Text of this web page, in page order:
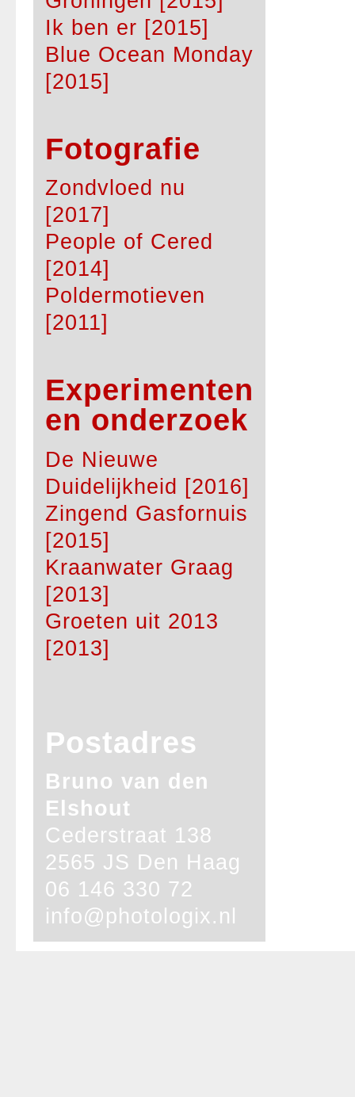
Ik ben er [2015]
Blue Ocean Monday
[2015]
Fotografie
Zondvloed nu
[2017]
People of Cered
[2014]
Poldermotieven
[2011]
Experimenten
en onderzoek
De Nieuwe
Duidelijkheid [2016]
Zingend Gasfornuis
[2015]
Kraanwater Graag
[2013]
Groeten uit 2013
[2013]
Postadres
Bruno van den
Elshout
Cederstraat 138
2565 JS Den Haag
06 146 330 72
info@photologix.nl